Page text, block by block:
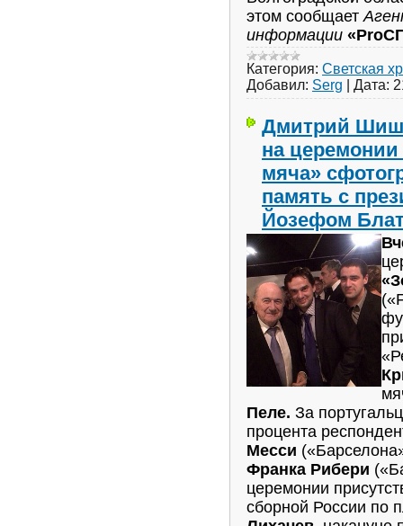
этом сообщает
информации
Категория: Светская
Добавил: Serg Дата:
Дмитрий
на церемонии
мяча»
память с
Йозефом
Пеле. За
процента
Месси
Франка Рибери
церемонии
сборной России по